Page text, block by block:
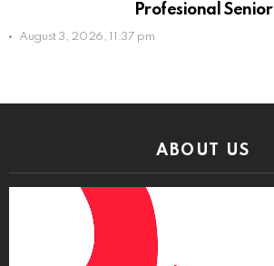
Profesional Senior
August 3, 2026, 11:37 pm
ABOUT US